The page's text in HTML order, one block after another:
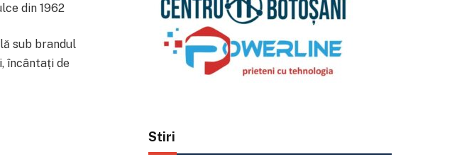
din 1962
sub brandul
încântați de
Stiri